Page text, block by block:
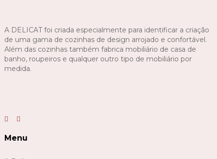
A DELICAT foi criada especialmente para identificar a criação
de uma gama de cozinhas de design arrojado e confortável.
Além das cozinhas também fabrica mobiliário de casa de
banho, roupeiros e qualquer outro tipo de mobiliário por
medida.
Menu